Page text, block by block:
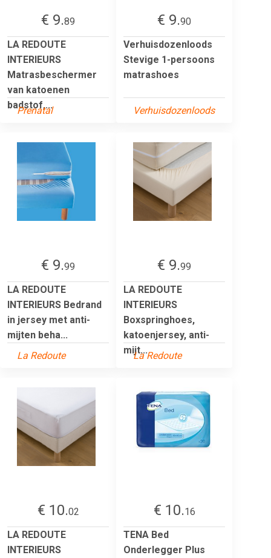
€ 9.89
LA REDOUTE
INTERIEURS
Matrasbeschermer
van katoenen
badstof,...
Prenatal
€ 9.90
Verhuisdozenloods
Stevige 1-persoons
matrashoes
Verhuisdozenloods
€ 9.99
LA REDOUTE
INTERIEURS Bedrand
in jersey met anti-
mijten beha...
La Redoute
€ 9.99
LA REDOUTE
INTERIEURS
Boxspringhoes,
katoenjersey, anti-
mijt...
La Redoute
€ 10.02
LA REDOUTE
INTERIEURS
€ 10.16
TENA Bed
Onderlegger Plus